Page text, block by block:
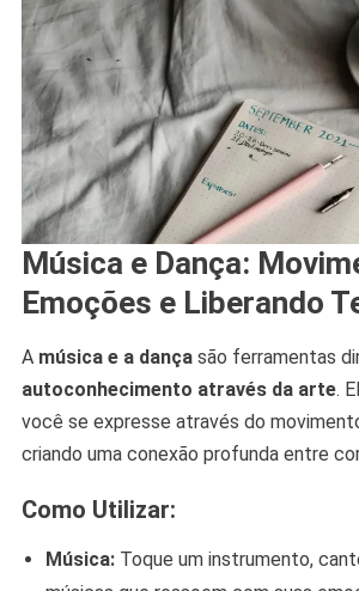
Música e Dança:
Emoções e Liberando
A música e a dançasão ferramentas
autoconhecimento através da arte.
você se expresse através do
criando uma conexão profunda entre
Como Utilizar:
Música:Toque um instrumento,